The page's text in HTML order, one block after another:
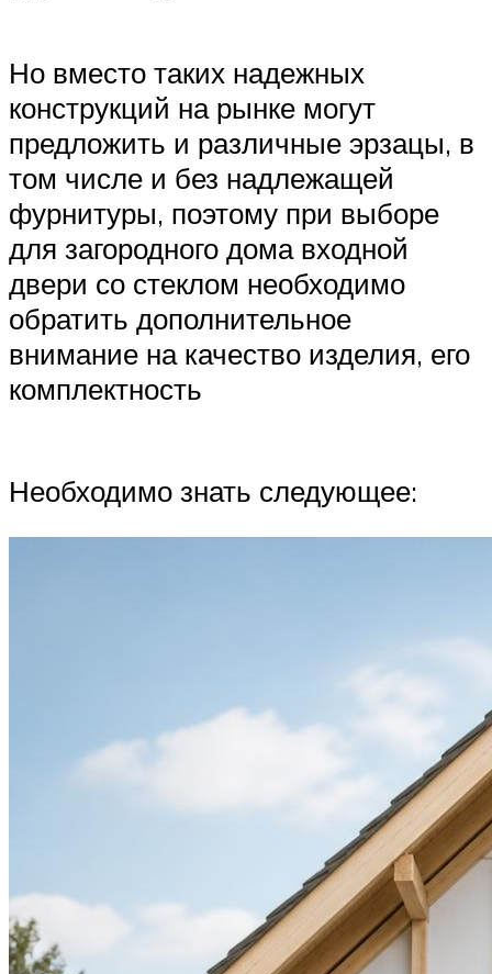
Но вместо таких надежных
конструкций на рынке могут
предложить и различные эрзацы, в
том числе и без надлежащей
фурнитуры, поэтому при выборе
для загородного дома входной
двери со стеклом необходимо
обратить дополнительное
внимание на качество изделия, его
комплектность
Необходимо знать следующее: